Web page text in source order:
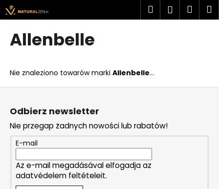
Przejść
do
treści
SzukajZaloguj
Allenbelle
Nie znaleziono towarów marki Allenbelle...
K
o
powrotem
powrotem
z
e
g
o
s
z
u
a
s
S
Odbierz newsletter
Nie przegap żadnych nowości lub rabatów!
E-mail
Az e-mail megadásával elfogadja az
adatvédelem feltételeit.